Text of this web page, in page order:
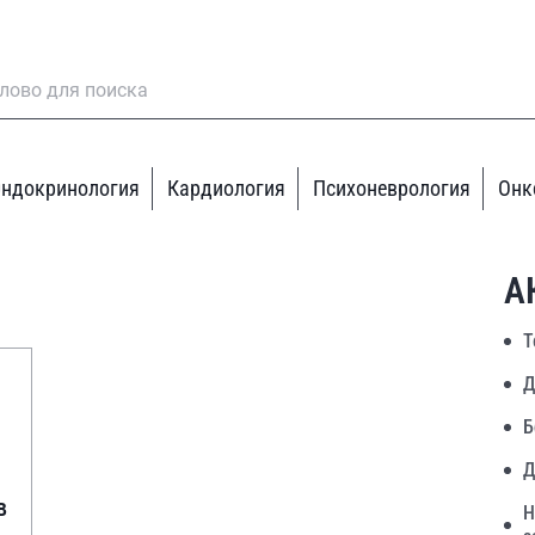
Кардиология Психоневрология